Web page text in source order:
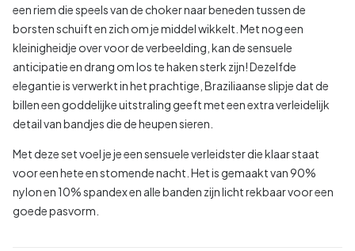
een riem die speels van de choker naar beneden tussen de
borsten schuift en zich om je middel wikkelt. Met nog een
kleinigheidje over voor de verbeelding, kan de sensuele
anticipatie en drang om los te haken sterk zijn! Dezelfde
elegantie is verwerkt in het prachtige, Braziliaanse slipje dat de
billen een goddelijke uitstraling geeft met een extra verleidelijk
detail van bandjes die de heupen sieren.
Met deze set voel je je een sensuele verleidster die klaar staat
voor een hete en stomende nacht. Het is gemaakt van 90%
nylon en 10% spandex en alle banden zijn licht rekbaar voor een
goede pasvorm.